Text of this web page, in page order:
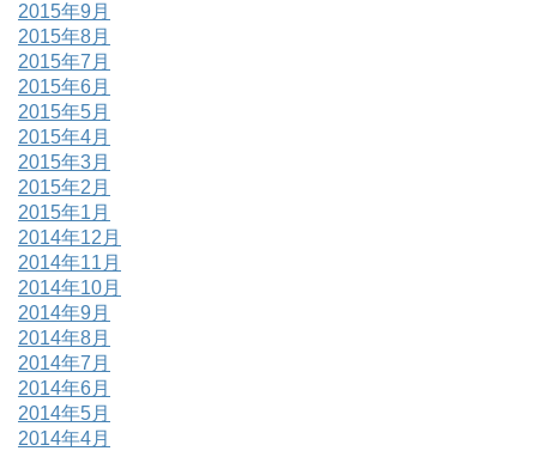
2015年9月
2015年8月
2015年7月
2015年6月
2015年5月
2015年4月
2015年3月
2015年2月
2015年1月
2014年12月
2014年11月
2014年10月
2014年9月
2014年8月
2014年7月
2014年6月
2014年5月
2014年4月